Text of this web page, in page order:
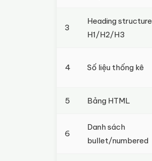
3
Heading structure
H1/H2/H3
4 Số liệu thống kê
5 Bảng HTML
6
Danh sách
bullet/numbered